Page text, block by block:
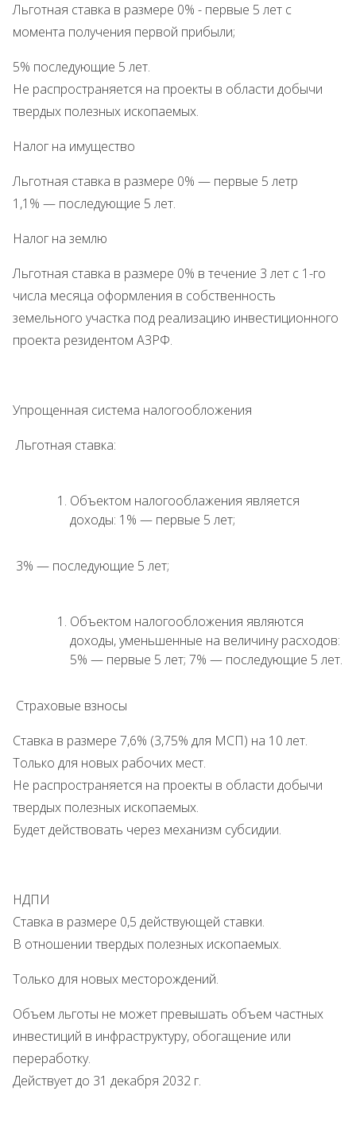
Льготная ставка в размере 0% - первые 5 лет с
момента получения первой прибыли;
5% последующие 5 лет.
Не распространяется на проекты в области добычи
твердых полезных ископаемых.
Налог на имущество
Льготная ставка в размере 0% — первые 5 летp
1,1% — последующие 5 лет.
Налог на землю
Льготная ставка в размере 0% в течение 3 лет с 1-го
числа месяца оформления в собственность
земельного участка под реализацию инвестиционного
проекта резидентом АЗРФ.
Упрощенная система налогообложения
Льготная ставка:
Объектом налогооблажения является
доходы: 1% — первые 5 лет;
3% — последующие 5 лет;
Объектом налогообложения являются
доходы, уменьшенные на величину расходов:
5% — первые 5 лет; 7% — последующие 5 лет.
Страховые взносы
Ставка в размере 7,6% (3,75% для МСП) на 10 лет.
Только для новых рабочих мест.
Не распространяется на проекты в области добычи
твердых полезных ископаемых.
Будет действовать через механизм субсидии.
НДПИ
Ставка в размере 0,5 действующей ставки.
В отношении твердых полезных ископаемых.
Только для новых месторождений.
Объем льготы не может превышать объем частных
инвестиций в инфраструктуру, обогащение или
переработку.
Действует до 31 декабря 2032 г.